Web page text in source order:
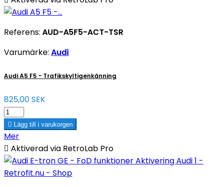
Referens: AUD-A5F5-ACT-TSR
Varumärke: Audi
Audi A5 F5 - Trafikskyltigenkänning
825,00 SEK
 Lägg till i varukorgen
Mer
 Aktiverad via RetroLab Pro